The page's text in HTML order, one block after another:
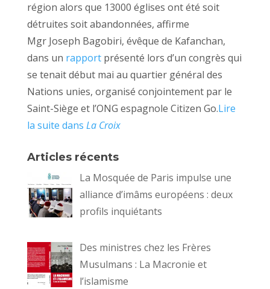
région alors que 13000 églises ont été soit
détruites soit abandonnées, affirme
Mgr Joseph Bagobiri, évêque de Kafanchan,
dans un rapportprésenté lors d’un congrès qui
se tenait début mai au quartier général des
Nations unies, organisé conjointement par le
Saint-Siège et l’ONG espagnole Citizen Go.Lire
la suite dans La Croix
Articles récents
La Mosquée de Paris impulse une
alliance d’imâms européens : deux
profils inquiétants
Des ministres chez les Frères
Musulmans : La Macronie et
l’islamisme